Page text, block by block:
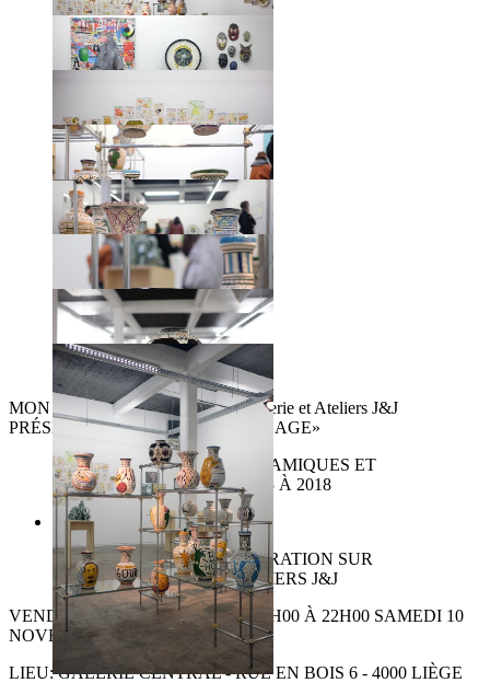
MON COLONEL & SPIT, Alice Galerie et Ateliers J&J
PRÉSENTENT «GRAND DÉBALLAGE»
DESSINS,PEINTURES, CÉRAMIQUES ET
POTERIES DE SAFI DE 2015 À 2018
"O.M.N.I.", UNE COLLABORATION SUR
MEUBLES AVEC LES ATELIERS J&J
VENDREDI 9 NOVEMBRE DE 18H00 À 22H00 SAMEDI 10
NOVEMBRE DE 15H00 À 20H30
LIEU: GALERIE CENTRAL - RUE EN BOIS 6 - 4000 LIÈGE